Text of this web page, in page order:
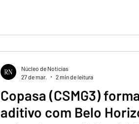
Copasa (CSMG3)
aditivo com Belo
Núcleo de Notícias
27 de mar.
2 min de leitura